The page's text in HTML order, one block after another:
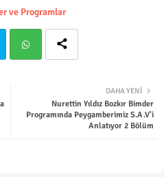
ve Programlar
DAHA YENI
Nurettin Yıldız Bozkır Bimder
Programında Peygamberimiz S.A.V'i
Anlatıyor 2 Bölüm